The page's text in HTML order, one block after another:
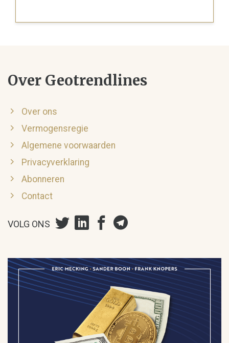
Over Geotrendlines
Over ons
Vermogensregie
Algemene voorwaarden
Privacyverklaring
Abonneren
Contact
VOLG ONS